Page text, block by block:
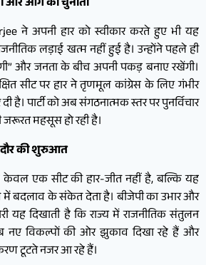
और आगे की चुनौती
ने अपनी हार को स्वीकार करते हुए भी यह
लड़ाई खत्म नहीं हुई है। उन्होंने पहले ही
और जनता के बीच अपनी पकड़ बनाए रखेंगी।
सीट पर हार ने तृणमूल कांग्रेस के लिए गंभीर
है। पार्टी को अब संगठनात्मक स्तर पर पुनर्विचार
महसूस हो रही है।
दौर की शुरुआत
केवल एक सीट की हार-जीत नहीं है, बल्कि यह
में बदलाव के संकेत देता है। बीजेपी का उभार और
यह दिखाती है कि राज्य में राजनीतिक संतुलन
नए विकल्पों की ओर झुकाव दिखा रहे हैं और
टूटते नजर आ रहे हैं।